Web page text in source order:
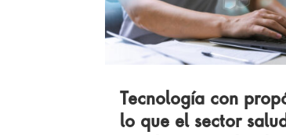
Tecnología con
lo que el sector